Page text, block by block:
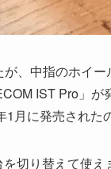
、中指のホイ
IST Pro」が
月に発売された
切り替えて使